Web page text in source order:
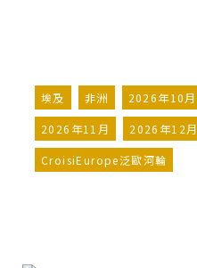
埃及 非洲 2026年10月
2026年11月 2026年12月
CroisiEurope泛歐河輪